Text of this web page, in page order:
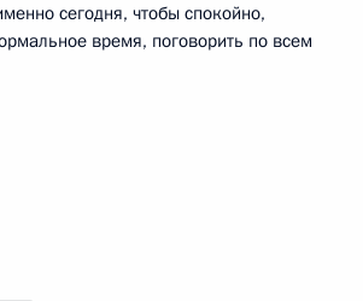
сегодня, чтобы спокойно,
время, поговорить по всем